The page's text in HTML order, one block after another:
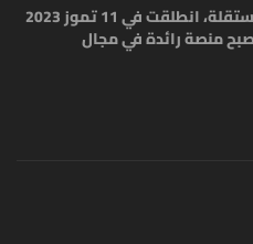
بلوبيرد لبنان هي منصة اعلامية مستقلة، انطلقت في 11 تموز 2023
منصة رائدة في مجال